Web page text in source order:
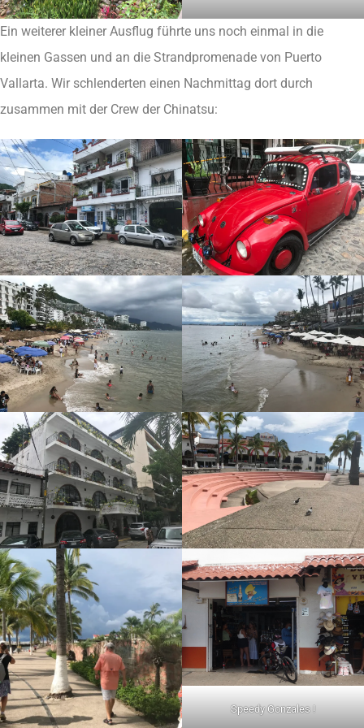
Ein weiterer kleiner Ausflug führte uns noch einmal in die
kleinen Gassen und an die Strandpromenade von Puerto
Vallarta. Wir schlenderten einen Nachmittag dort durch
zusammen mit der Crew der Chinatsu:
Speedy Gonzales !